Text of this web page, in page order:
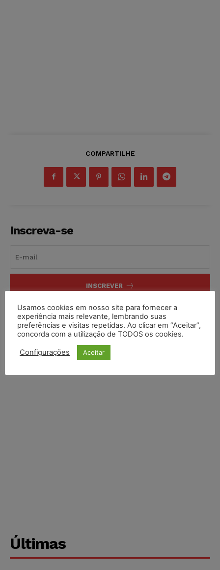
COMPARTILHE
Inscreva-se
INSCREVER
Li e aceito aPolítica de Privacidade.
Últimas
Usamos cookies em nosso site para fornecer a
experiência mais relevante, lembrando suas
preferências e visitas repetidas. Ao clicar em “Aceitar”,
concorda com a utilização de TODOS os cookies.
Configurações Aceitar